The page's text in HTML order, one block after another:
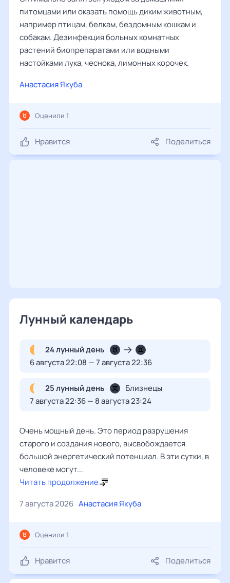
питомцами или оказать помощь диким животным,
например птицам, белкам, бездомным кошкам и
собакам. Дезинфекция больных комнатных
растений биопрепаратами или водными
настойками лука, чеснока, лимонных корочек.
Анастасия Якуба
Нравится Поделиться
Оценили 1
Лунный календарь
24 лунный день
6 августа 22:08 — 7 августа 22:36
25 лунный день
Близнецы
7 августа 22:36 — 8 августа 23:24
Очень мощный день. Это период разрушения
старого и создания нового, высвобождается
большой энергетический потенциал. В эти сутки, в
человеке могут...
Читать продолжение
7 августа 2026 Анастасия Якуба
Нравится Поделиться
Оценили 1